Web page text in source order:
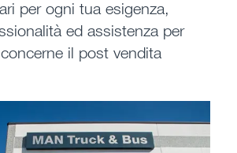
per ogni tua esigenza,
ed assistenza per
il post vendita